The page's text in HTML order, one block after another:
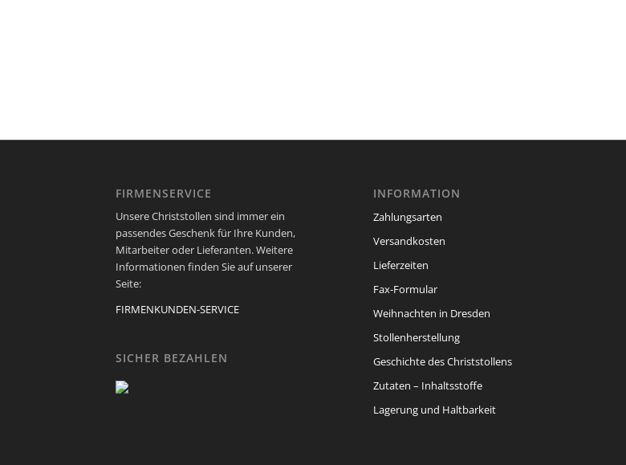
FIRMENSERVICE
Unsere Christstollen sind immer ein
passendes Geschenk für Ihre Kunden,
Mitarbeiter oder Lieferanten. Weitere
Informationen finden Sie auf unserer
Seite:
FIRMENKUNDEN-SERVICE
SICHER BEZAHLEN
INFORMATION
Zahlungsarten
Versandkosten
Lieferzeiten
Fax-Formular
Weihnachten in Dresden
Stollenherstellung
Geschichte des Christstollens
Zutaten – Inhaltsstoffe
Lagerung und Haltbarkeit